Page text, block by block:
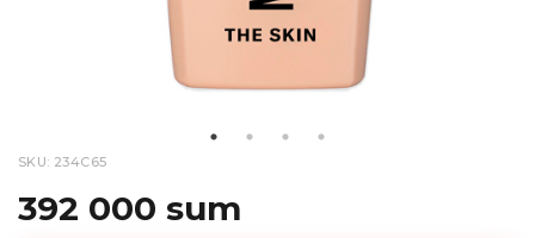
SKU: 234C65
392 000 sum